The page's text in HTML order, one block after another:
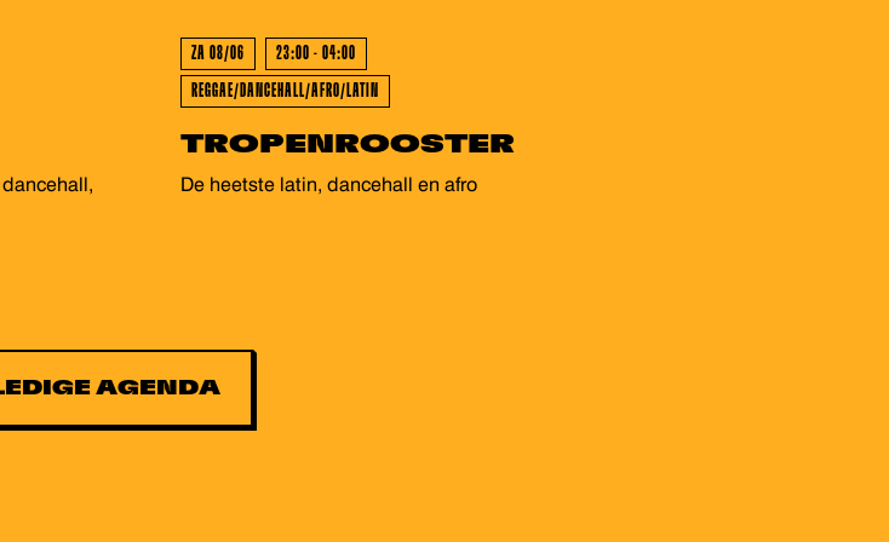
ZA 08/06
23:00 - 04:00
REGGAE/DANCEHALL/AFRO/LATIN
TROPENROOSTER
De heetste latin, dancehall en afro
AGENDA